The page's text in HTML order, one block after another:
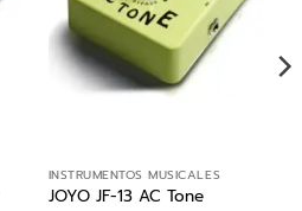
INSTRUMENTOS MUSICALES
JOYO JF-13 AC Tone